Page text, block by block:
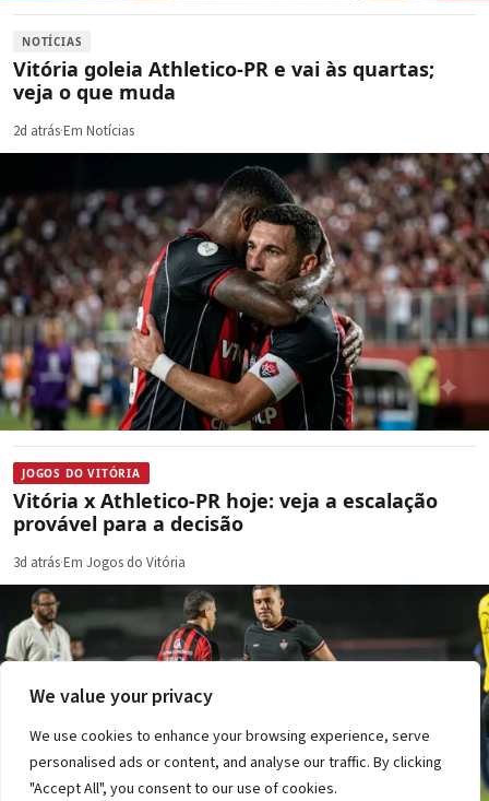
We value your privacy
We use cookies to enhance your browsing experience, serve
personalised ads or content, and analyse our traffic. By clicking
"Accept All", you consent to our use of cookies.
NOTÍCIAS
Vitória goleia Athletico-PR e vai às quartas;
veja o que muda
2d atrás·Em Notícias
JOGOS DO VITÓRIA
Vitória x Athletico-PR hoje: veja a escalação
provável para a decisão
3d atrás·Em Jogos do Vitória